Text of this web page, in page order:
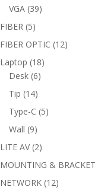
VGA 3939
FIBER 55
products
FIBER OPTIC 1212
Laptop 1818
Desk 66
Tip 1414
products
Type-C 55
Wall 99
products
LITE AV 22
products
MOUNTING & BRACKET
NETWORK 1212